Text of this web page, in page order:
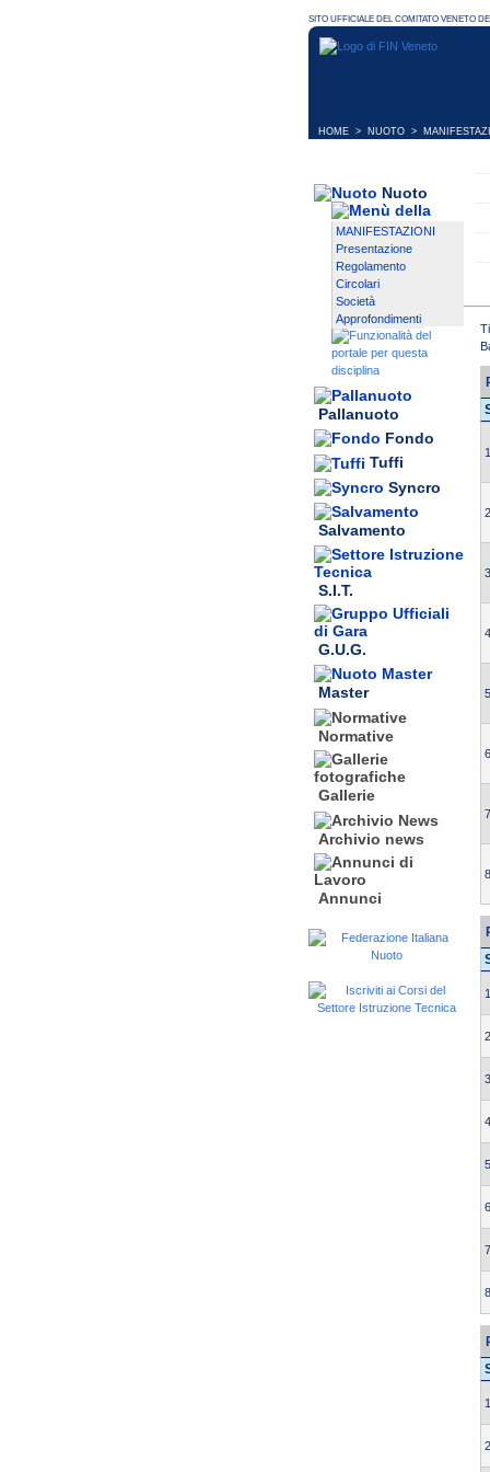
HOME > NUOTO >
Nuoto
MANIFESTAZIONI
Presentazione
Regolamento
Circolari
Società
Approfondimenti
Pallanuoto
Fondo
Tuffi
Syncro
Salvamento
S.I.T.
G.U.G.
Master
Normative
Gallerie
Archivio news
Annunci